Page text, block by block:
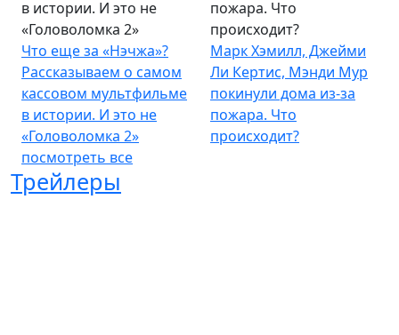
в истории. И это не
«Головоломка 2»
Что еще за «Нэчжа»?
Рассказываем о самом
кассовом мультфильме
в истории. И это не
«Головоломка 2»
пожара. Что
происходит?
Марк Хэмилл, Джейми
Ли Кертис, Мэнди Мур
покинули дома из-за
пожара. Что
происходит?
посмотреть все
Трейлеры